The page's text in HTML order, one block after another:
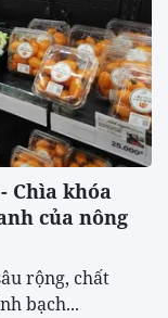
Chìa khóa
của nông
rộng, chất
bạch...